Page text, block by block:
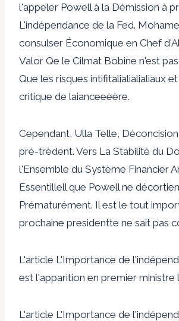
l'appeler Powell à la Démission à
L'indépendance de la Fed.
consulser Économique en Chef
Valor Qe le Cilmat Bobine n'est
Que les risques intifitalialialialiaux
critique de laianceeèère.
Cependant, Ulla Telle,
pré-trèdent. Vers La Stabilité du
l'Ensemble du Système Financier
Essentillell que Powell ne
Prématurément. Il est le tout
prochaine presidentte ne sait pas
L'article L'Importance de
est l'apparition en premier ministre
L'article L'Importance de